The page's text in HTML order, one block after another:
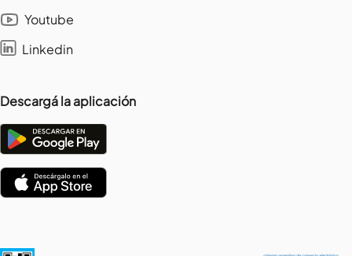
Youtube
Linkedin
Descargá la aplicación